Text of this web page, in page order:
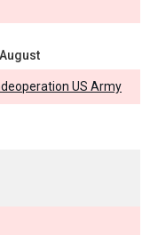
August
US Army